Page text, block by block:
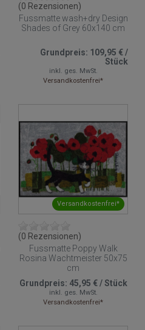
(0 Rezensionen)
Fussmatte wash+dry Design
Shades of Grey 60x140 cm
Grundpreis: 109,95 €/
Stück
inkl. ges. MwSt.
Versandkostenfrei*
Versandkostenfrei*
(0 Rezensionen)
Fussmatte Poppy Walk
Rosina Wachtmeister 50x75
cm
Grundpreis: 45,95 €/Stück
inkl. ges. MwSt.
Versandkostenfrei*